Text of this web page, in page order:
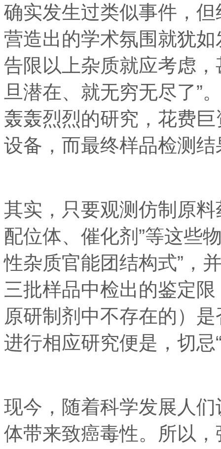
确实发生过类似事件，但
营造出的学术氛围就犹如
告限以上杂质就应考虑，
旦潜在、就无穷无尽了”
轰轰烈烈的研究，花费
设备，而最终样品检测结
其实，只要观测仿制原
配位体、催化剂”等这些
性杂质官能团结构式”，
三批样品中检出的鉴定
原研制剂中不存在的）
进行相应研究便是，切忌
现今，随着科学发展人
体带来致癌毒性。所以